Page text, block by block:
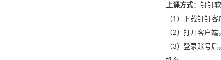
上课方式：钉钉
（1）下载钉钉
（2）打开客户
（3）登录账号